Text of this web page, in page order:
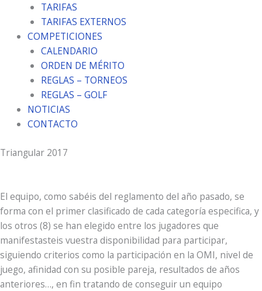
TARIFAS
TARIFAS EXTERNOS
COMPETICIONES
CALENDARIO
ORDEN DE MÉRITO
REGLAS – TORNEOS
REGLAS – GOLF
NOTICIAS
CONTACTO
Triangular 2017
El equipo, como sabéis del reglamento del año pasado, se
forma con el primer clasificado de cada categoría especifica, y
los otros (8) se han elegido entre los jugadores que
manifestasteis vuestra disponibilidad para participar,
siguiendo criterios como la participación en la OMI, nivel de
juego, afinidad con su posible pareja, resultados de años
anteriores…, en fin tratando de conseguir un equipo